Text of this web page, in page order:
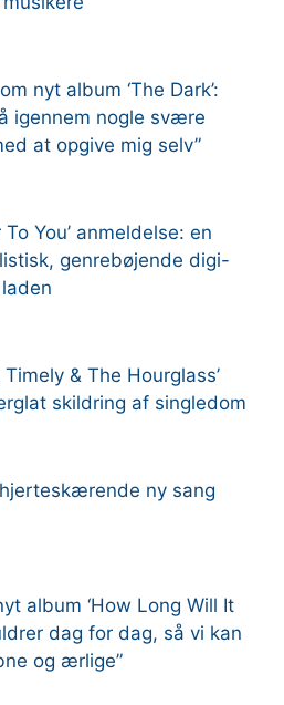
nyt album ‘The Dark’:
igennem nogle svære
at opgive mig selv”
You’ anmeldelse: en
genrebøjende digi-
& The Hourglass’
skildring af singledom
ny sang
album ‘How Long Will It
dag for dag, så vi kan
og ærlige”